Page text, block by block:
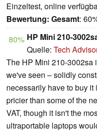
Einzeltest, online
Bewertung: Gesamt:
80% HP Mini 210-
Quelle: Tech
The HP Mini 210-3002sa
we've seen – solidly
necessarily have to buy
pricier than some of the
VAT, though it isn't the
ultraportable laptops